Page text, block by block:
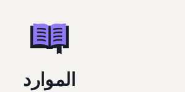
الموارد